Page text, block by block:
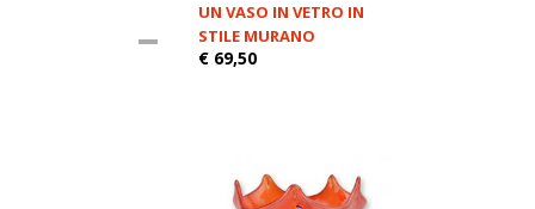
UN VASO IN VETRO IN
STILE MURANO
€ 69,50